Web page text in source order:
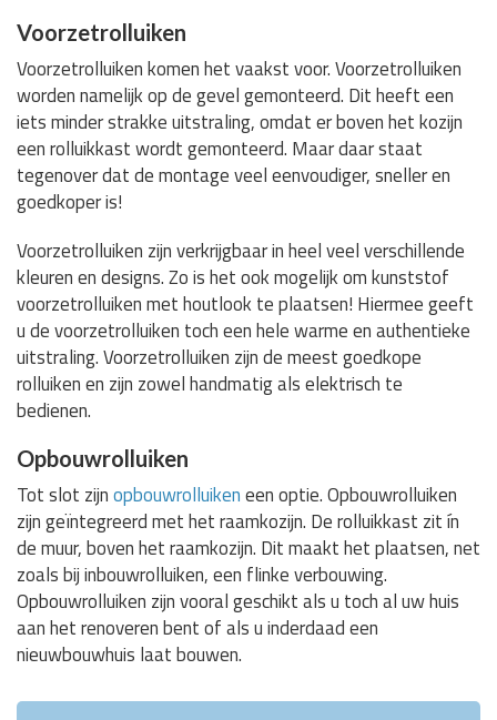
Voorzetrolluiken
Voorzetrolluiken komen het vaakst voor. Voorzetrolluiken
worden namelijk op de gevel gemonteerd. Dit heeft een
iets minder strakke uitstraling, omdat er boven het kozijn
een rolluikkast wordt gemonteerd. Maar daar staat
tegenover dat de montage veel eenvoudiger, sneller en
goedkoper is!
Voorzetrolluiken zijn verkrijgbaar in heel veel verschillende
kleuren en designs. Zo is het ook mogelijk om kunststof
voorzetrolluiken met houtlook te plaatsen! Hiermee geeft
u de voorzetrolluiken toch een hele warme en authentieke
uitstraling. Voorzetrolluiken zijn de meest goedkope
rolluiken en zijn zowel handmatig als elektrisch te
bedienen.
Opbouwrolluiken
Tot slot zijnopbouwrolluikeneen optie. Opbouwrolluiken
zijn geïntegreerd met het raamkozijn. De rolluikkast zit ín
de muur, boven het raamkozijn. Dit maakt het plaatsen, net
zoals bij inbouwrolluiken, een flinke verbouwing.
Opbouwrolluiken zijn vooral geschikt als u toch al uw huis
aan het renoveren bent of als u inderdaad een
nieuwbouwhuis laat bouwen.